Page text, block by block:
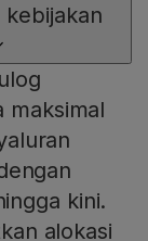
maksimal
kini.
alokasi